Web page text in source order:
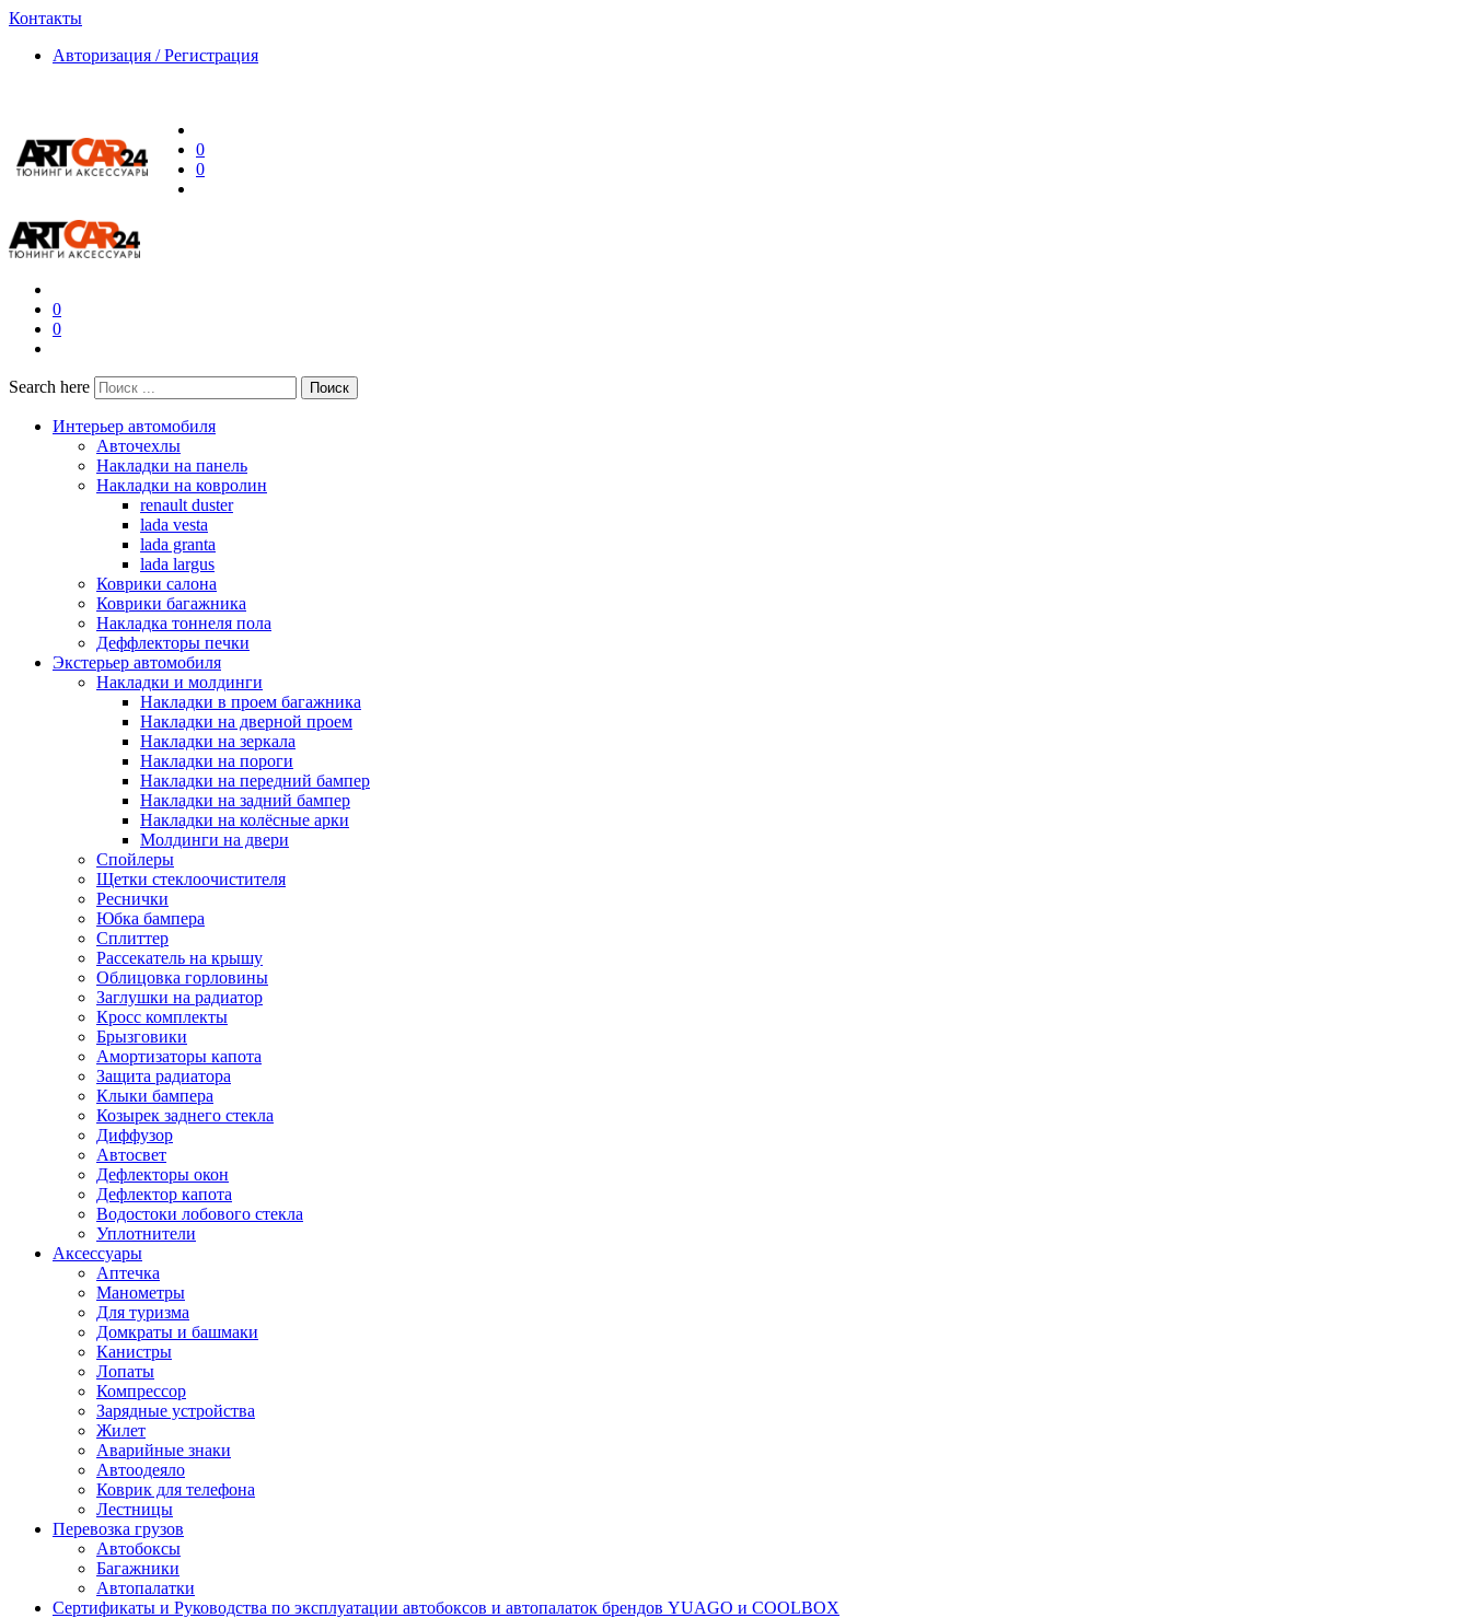
Контакты
Авторизация / Регистрация
0
0
0
0
Search here Поиск
Интерьер автомобиля
Авточехлы
Накладки на панель
Накладки на ковролин
renault duster
lada vesta
lada granta
lada largus
Коврики салона
Коврики багажника
Накладка тоннеля пола
Деффлекторы печки
Экстерьер автомобиля
Накладки и молдинги
Накладки в проем багажника
Накладки на дверной проем
Накладки на зеркала
Накладки на пороги
Накладки на передний бампер
Накладки на задний бампер
Накладки на колёсные арки
Молдинги на двери
Спойлеры
Щетки стеклоочистителя
Реснички
Юбка бампера
Сплиттер
Рассекатель на крышу
Облицовка горловины
Заглушки на радиатор
Кросс комплекты
Брызговики
Амортизаторы капота
Защита радиатора
Клыки бампера
Козырек заднего стекла
Диффузор
Автосвет
Дефлекторы окон
Дефлектор капота
Водостоки лобового стекла
Уплотнители
Аксессуары
Аптечка
Манометры
Для туризма
Домкраты и башмаки
Канистры
Лопаты
Компрессор
Зарядные устройства
Жилет
Аварийные знаки
Автоодеяло
Коврик для телефона
Лестницы
Перевозка грузов
Автобоксы
Багажники
Автопалатки
Сертификаты и Руководства по эксплуатации автобоксов и автопалаток брендов YUAGO и COOLBOX